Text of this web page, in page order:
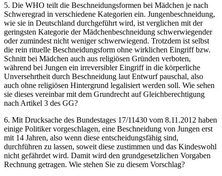
5. Die WHO teilt die Beschneidungsformen bei Mädchen je nach
Schweregrad in verschiedene Kategorien ein. Jungenbeschneidung,
wie sie in Deutschland durchgeführt wird, ist verglichen mit der
geringsten Kategorie der Mädchenbeschneidung schwerwiegender
oder zumindest nicht weniger schwerwiegend. Trotzdem ist selbst
die rein rituelle Beschneidungsform ohne wirklichen Eingriff bzw.
Schnitt bei Mädchen auch aus religiösen Gründen verboten,
während bei Jungen ein irreversibler Eingriff in die körperliche
Unversehrtheit durch Beschneidung laut Entwurf pauschal, also
auch ohne religiösen Hintergrund legalisiert werden soll. Wie sehen
sie dieses vereinbar mit dem Grundrecht auf Gleichberechtigung
nach Artikel 3 des GG?
6. Mit Drucksache des Bundestages 17/11430 vom 8.11.2012 haben
einige Politiker vorgeschlagen, eine Beschneidung von Jungen erst
mit 14 Jahren, also wenn diese entscheidungsfähig sind,
durchführen zu lassen, soweit diese zustimmen und das Kindeswohl
nicht gefährdet wird. Damit wird den grundgesetzlichen Vorgaben
Rechnung getragen. Wie stehen Sie zu diesem Vorschlag?